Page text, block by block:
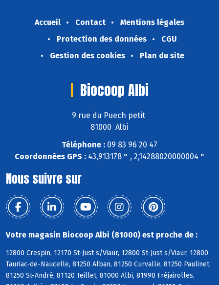
Accueil Contact
Mentions légales
Protection des données
CGU
Gestion des cookies
Plan du site
Biocoop Albi
9 rue du Puech petit
81000 Albi
Téléphone : 09 83 96 20 47
Coordonnées GPS :43,913178 ° , 2,14288020000004 °
Nous suivre sur
Votre magasin Biocoop Albi (81000) est proche de :
12800 Crespin, 12170 St-Just s/Viaur, 12800 St-Just s/Viaur, 12800
Tauriac-de-Naucelle, 81250 Alban, 81250 Curvalle, 81250 Paulinet,
81250 St-André, 81120 Teillet, 81000 Albi, 81990 Fréjairolles,